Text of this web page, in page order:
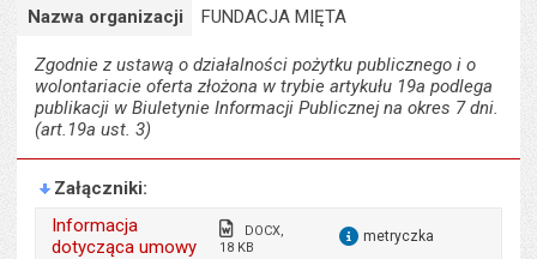
Nazwa organizacji
FUNDACJA MIĘTA
Zgodnie z ustawą o działalności pożytku publicznego i o
wolontariacie oferta złożona w trybie artykułu 19a podlega
publikacji w Biuletynie Informacji Publicznej na okres 7 dni.
(art.19a ust. 3)
Załączniki
Informacja
dotycząca umowy
DOCX,
18 KB
metryczka